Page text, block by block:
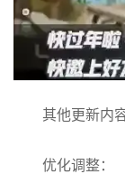
其他更新内
优化调整：